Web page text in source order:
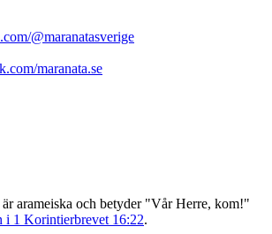
@maranatasverige
maranata.se
arameiska och betyder "Vår Herre, kom!"
i 1 Korintierbrevet 16:22.